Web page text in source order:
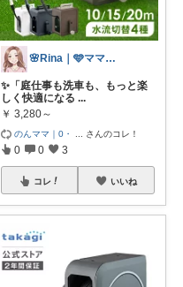
🌸Rina｜🩵ママ必見アイテム🩵
✨「庭仕事も洗車も、もっと楽
しく快適になる ...
￥ 3,280～
のんママ｜0・ さんのコレ！
0 0 3
コレ いいね